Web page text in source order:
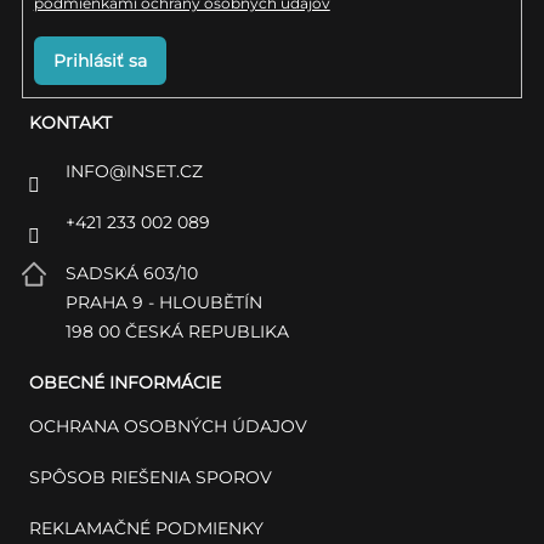
KONTAKT
INFO@INSET.CZ
+421 233 002 089
SADSKÁ 603/10
PRAHA 9 - HLOUBĚTÍN
198 00 ČESKÁ REPUBLIKA
OBECNÉ INFORMÁCIE
OCHRANA OSOBNÝCH ÚDAJOV
SPÔSOB RIEŠENIA SPOROV
REKLAMAČNÉ PODMIENKY
Prihlásiť sa